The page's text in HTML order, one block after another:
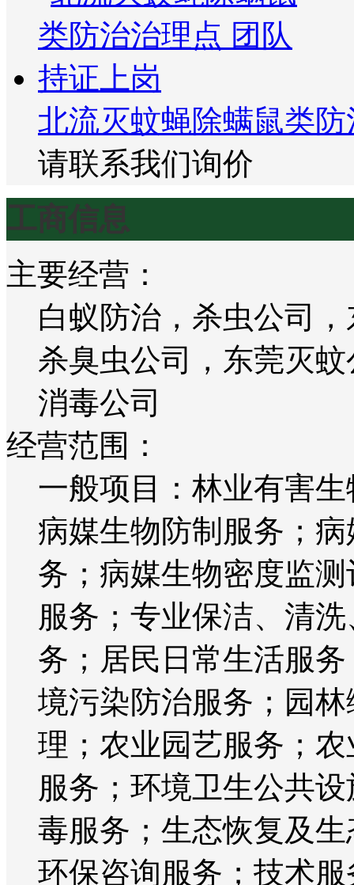
北流灭蚊蝇除螨鼠类
请联系我们询价
工商信息
主要经营：
白蚁防治，杀虫公司
杀臭虫公司，东莞灭
消毒公司
经营范围：
一般项目：林业有害
病媒生物防制服务；
务；病媒生物密度监
服务；专业保洁、清
务；居民日常生活服
境污染防治服务；园
理；农业园艺服务；
服务；环境卫生公共
毒服务；生态恢复及
环保咨询服务；技术